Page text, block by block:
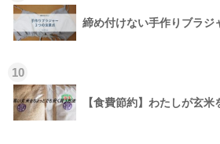
締め付けない手作りブラジ
10
【食費節約】わたしが玄